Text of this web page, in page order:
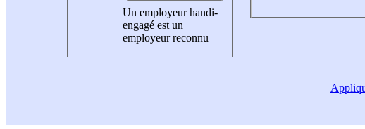
Un employeur handi-
engagé est un
employeur reconnu